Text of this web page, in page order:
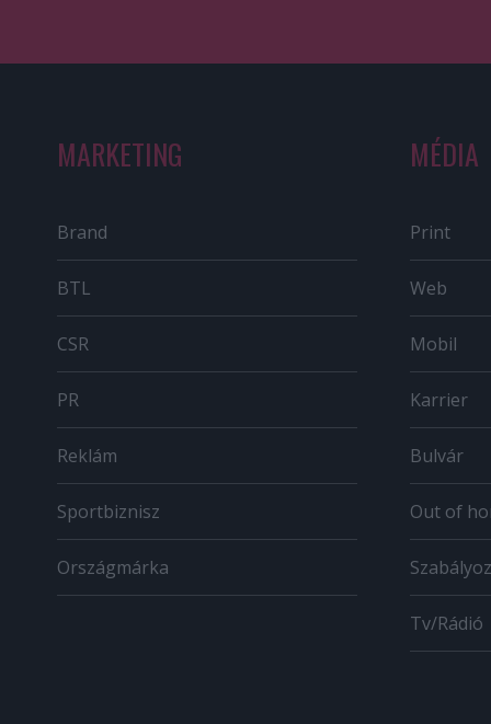
MARKETING
Brand
BTL
CSR
PR
Reklám
Sportbiznisz
Országmárka
MÉDIA
Print
Web
Mobil
Karrier
Bulvár
Out of
Tv/Rádió